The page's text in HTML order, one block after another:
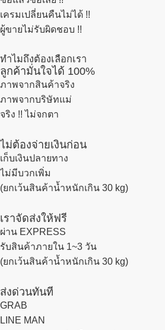
เครมเปลี่ยนคืนไม่ได้ !!
ผู้ขายไม่รับผิดชอบ !!
ทำไมถึงต้องเลือกเรา
ลูกค้ามั่นใจได้ 100%
ภาพจากสินค้าจริง
ภาพจากบริษัทแม่
จริง !! ไม่จกตา
ไม่ต้องจ่ายเงินก่อน
เก็บเงินปลายทาง
ไม่มีบวกเพิ่ม
(ยกเว้นสินค้าน้ำหนักเกิน 30 kg)
เราจัดส่งให้ฟรี
ผ่าน EXPRESS
รับสินค้าภายใน 1~3 วัน
(ยกเว้นสินค้าน้ำหนักเกิน 30 kg)
ส่งด่วนทันที
GRAB
LINE MAN